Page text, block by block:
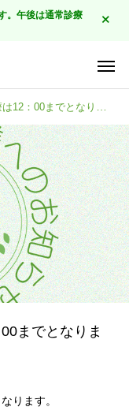
。午後は通常診療
神経伝達治療
腰の痛み
ぎっくり腰を助けてい
きました
ります。午後は通常診療です。
までとなりま
ります。